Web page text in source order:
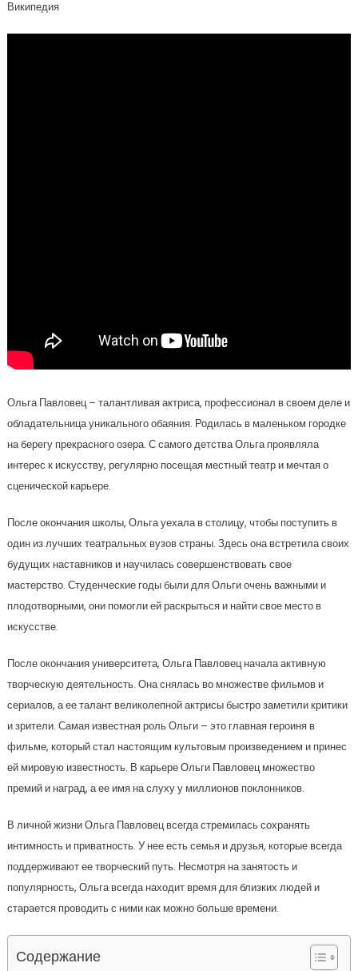
Ольга Павловец – талантливая актриса, профессионал в своем деле и
обладательница уникального обаяния. Родилась в маленьком городке
на берегу прекрасного озера. С самого детства Ольга проявляла
интерес к искусству, регулярно посещая местный театр и мечтая о
сценической карьере.
После окончания школы, Ольга уехала в столицу, чтобы поступить в
один из лучших театральных вузов страны. Здесь она встретила своих
будущих наставников и научилась совершенствовать свое
мастерство. Студенческие годы были для Ольги очень важными и
плодотворными, они помогли ей раскрыться и найти свое место в
искусстве.
После окончания университета, Ольга Павловец начала активную
творческую деятельность. Она снялась во множестве фильмов и
сериалов, а ее талант великолепной актрисы быстро заметили критики
и зрители. Самая известная роль Ольги – это главная героиня в
фильме, который стал настоящим культовым произведением и принес
ей мировую известность. В карьере Ольги Павловец множество
премий и наград, а ее имя на слуху у миллионов поклонников.
В личной жизни Ольга Павловец всегда стремилась сохранять
интимность и приватность. У нее есть семья и друзья, которые всегда
поддерживают ее творческий путь. Несмотря на занятость и
популярность, Ольга всегда находит время для близких людей и
старается проводить с ними как можно больше времени.
Содержание